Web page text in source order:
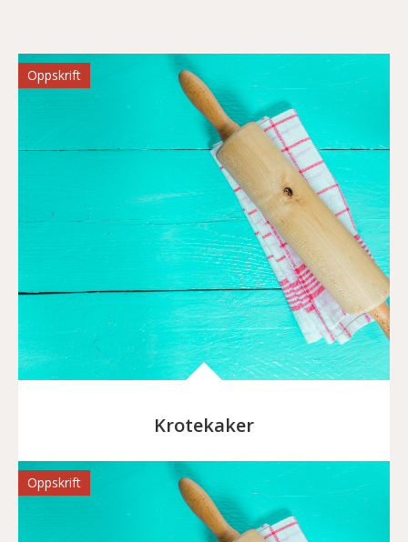
Oppskrift
Krotekaker
Oppskrift